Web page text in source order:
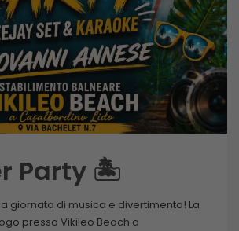
Party 🏝️
giornata di musica e divertimento! La
presso Vikileo Beach a